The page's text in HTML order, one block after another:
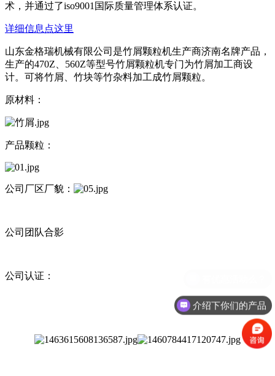
术，并通过了iso9001国际质量管理体系认证。
详细信息点这里
山东金格瑞机械有限公司是竹屑颗粒机生产商济南名牌产品，
生产的470Z、560Z等型号竹屑颗粒机专门为竹屑加工商设
计。可将竹屑、竹块等竹杂料加工成竹屑颗粒。
原材料：
产品颗粒：
公司厂区厂貌：
公司团队合影
公司认证：
介绍下你们的产品